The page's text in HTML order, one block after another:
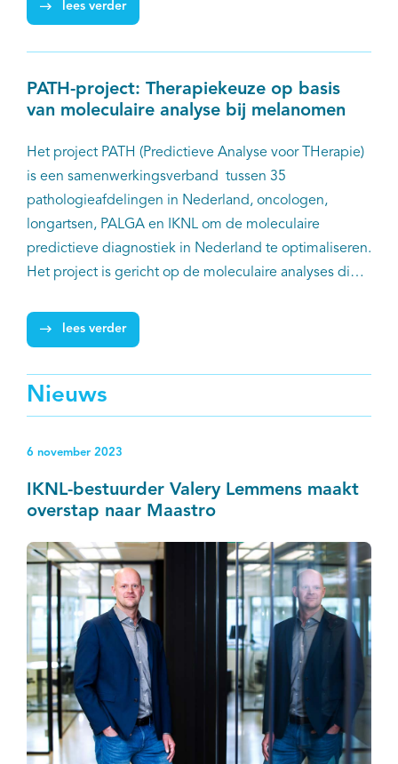
worden verwacht in de tweede helft van 2020.
lees verder
PATH-project: Therapiekeuze op basis
van moleculaire analyse bij melanomen
Het project PATH (Predictieve Analyse voor THerapie)
is een samenwerkingsverband tussen 35
pathologieafdelingen in Nederland, oncologen,
longartsen, PALGA en IKNL om de moleculaire
predictieve diagnostiek in Nederland te optimaliseren.
Het project is gericht op de moleculaire analyses die
kanker. Een van de tumortypes waarop wordt gefocust
is melanoom.
lees verder
Nieuws
6 november 2023
IKNL-bestuurder Valery Lemmens maakt
overstap naar Maastro